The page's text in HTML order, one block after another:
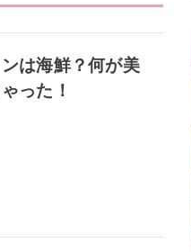
は海鮮？何が美
った！